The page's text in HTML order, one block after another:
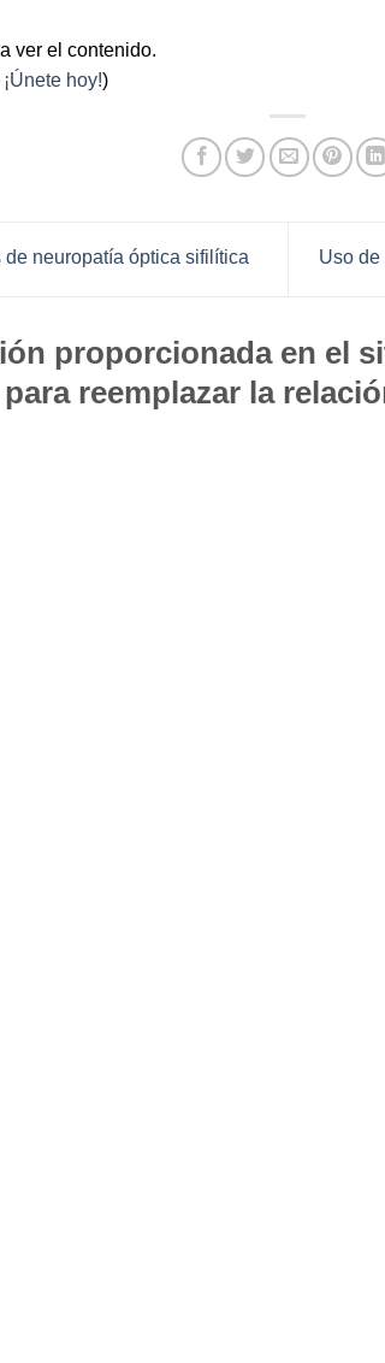
ver el contenido.
¡Únete hoy!)
de neuropatía óptica sifilítica Uso
proporcionada en el
reemplazar la